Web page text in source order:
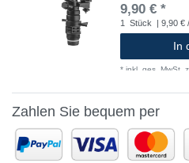
9,90 € *
1 Stück | 9,90 €
In
* inkl. ges. MwSt.
Zahlen Sie bequem per